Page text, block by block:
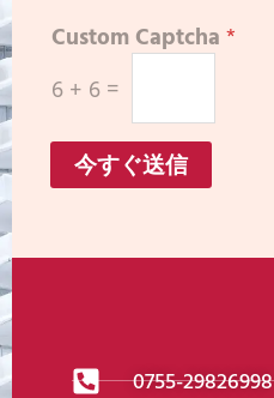
Custom Captcha *
6 + 6 =
今すぐ送信
0755-29826998